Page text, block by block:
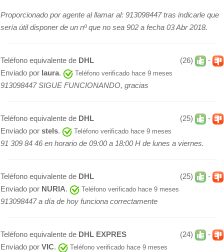
Proporcionado por agente al llamar al: 913098447 tras indicarle que
sería útil disponer de un nº que no sea 902 a fecha 03 Abr 2018.
(26) -
Teléfono equivalente de DHL
Enviado por laura. Teléfono verificado hace 9 meses
913098447 SIGUE FUNCIONANDO, gracias
(25) -
Teléfono equivalente de DHL
Enviado por stels. Teléfono verificado hace 9 meses
91 309 84 46 en horario de 09:00 a 18:00 H de lunes a viernes.
(25) -
Teléfono equivalente de DHL
Enviado por NURIA. Teléfono verificado hace 9 meses
913098447 a día de hoy funciona correctamente
(24) -
Teléfono equivalente de DHL EXPRES
Enviado por VIC. Teléfono verificado hace 9 meses